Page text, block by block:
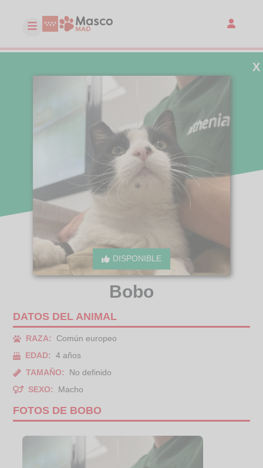
DISPONIBLE
X
Bobo
DATOS DEL ANIMAL
RAZA:
Común europeo
EDAD:
4 años
TAMAÑO:
No definido
SEXO:
Macho
FOTOS DE BOBO